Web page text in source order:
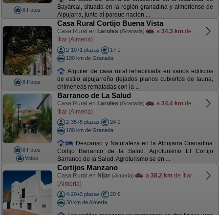
8 Fotos
Bayárcal, situada en la región granadina y almeriense de
Alpujarra, junto al parque nacion ...
8 Fotos
Casa Rural Cortijo Buena Vista
Casa Rural en Laroles (Granada) a 34,3 km de
Íllar (Almería)
2-10+1 plazas
17 €
100 km de Granada
Alquiler de casa rural rehabilitada en varios edificios
de estilo alpujarreño (tejados planos cubiertos de launa,
chimeneas rematadas con la ...
8 Fotos
Video
Barranco de La Salud
Casa Rural en Laroles (Granada) a 34,4 km de
Íllar (Almería)
2-35+5 plazas
24 €
100 km de Granada
Descanso y Naturaleza en la Alpujarra Granadina
Cortijo Barranco de la Salud. Agroturismo El Cortijo
Barranco de la Salud. Agroturismo se en ...
Cortijos Manzano
Casa Rural en Níjar (Almería) a 38,2 km de Íllar
(Almería)
4-20+3 plazas
20 €
30 km de Almería